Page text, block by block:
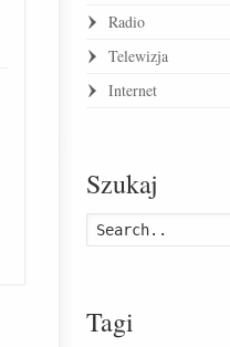
Radio
Telewizja
Internet
Szukaj
Tagi